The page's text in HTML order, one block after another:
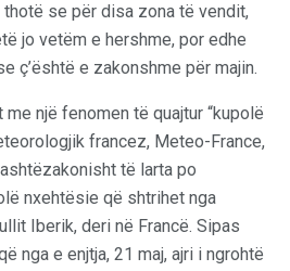
se për disa zona të vendit,
jo vetëm e hershme, por edhe
ç’është e zakonshme për majin.
një fenomen të quajtur “kupolë
francez, Meteo-France,
të larta po
nxehtësie që shtrihet nga
Iberik, deri në Francë. Sipas
nga e enjtja, 21 maj, ajri i ngrohtë